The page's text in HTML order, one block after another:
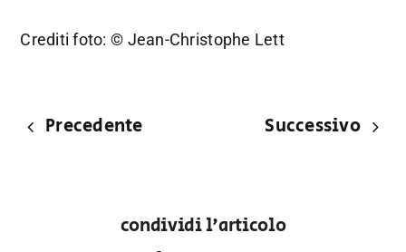
Crediti foto: © Jean-Christophe Lett
Precedente Successivo
condividi l'articolo